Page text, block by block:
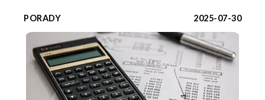
PORADY 2025-07-30